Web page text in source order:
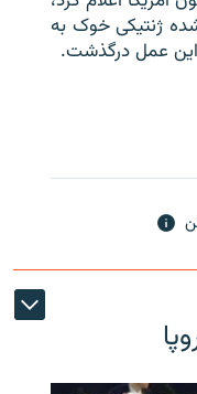
ژنتیکی خوک به
این عمل درگذشت.